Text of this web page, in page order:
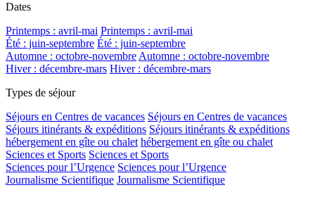
Dates
Printemps : avril-mai Printemps : avril-mai
Été : juin-septembre Été : juin-septembre
Automne : octobre-novembreAutomne : octobre-novembre
Hiver : décembre-mars Hiver : décembre-mars
Types de séjour
Séjours en Centres de vacances Séjours en Centres de vacances
Séjours itinérants & expéditions Séjours itinérants & expéditions
hébergement en gîte ou chalet hébergement en gîte ou chalet
Sciences et Sports Sciences et Sports
Sciences pour l’Urgence Sciences pour l’Urgence
Journalisme Scientifique Journalisme Scientifique